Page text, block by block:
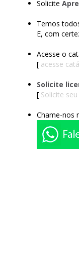
Solicite
Temos
E, com
Acesse o
[ acesse
Solicite
[ Solicite
Chame-nos